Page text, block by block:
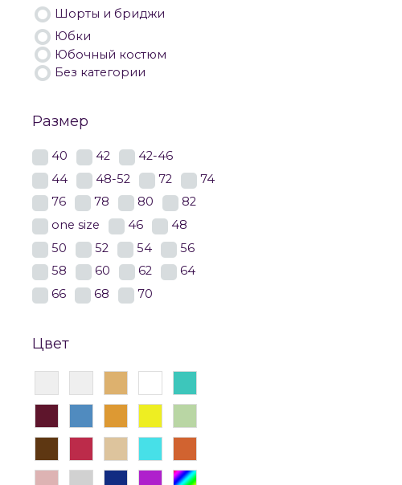
Шорты и бриджи
Юбки
Юбочный костюм
Без категории
Размер
40 42
42-46
44
48-52 72
74
76
78 80
82
one size
46
48
50
52 54
56
58
60 62
64
66
68 70
Цвет